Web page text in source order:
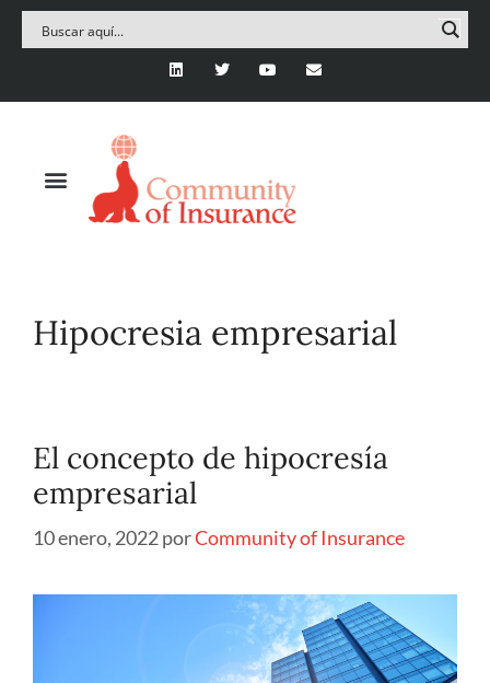
Hipocresia empresarial
El concepto de hipocresía
empresarial
10 enero, 2022porCommunity of Insurance